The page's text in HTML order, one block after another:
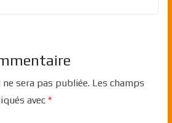
sera pas publiée. Les champs
avec *